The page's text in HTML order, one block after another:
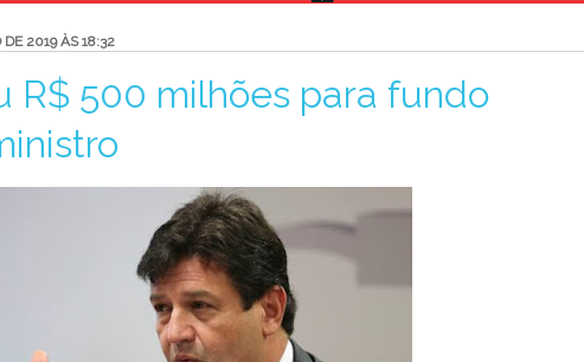
2019 ÀS 18:32
R$ 500 milhões para fundo